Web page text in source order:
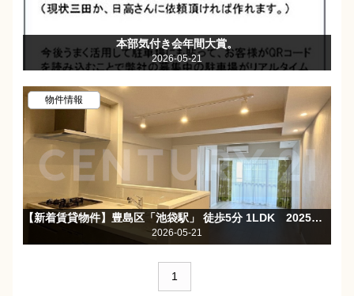
本部気付き会年間大賞。
2026-05-21
物件情報
【新着賃貸物件】豊島区「池袋駅」 徒歩5分 1LDK 2025年10月リフォームの分譲賃貸マンション☆モニタ付きオートロック☆
2026-05-21
1